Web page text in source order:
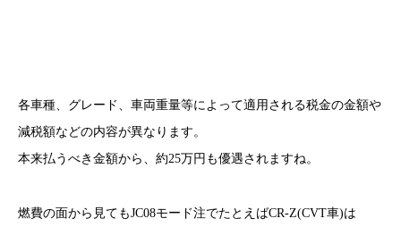
各車種、グレード、車両重量等によって適用される税金の金額や
減税額などの内容が異なります。
本来払うべき金額から、約25万円も優遇されますね。
燃費の面から見てもJC08モード注でたとえばCR-Z(CVT車)は